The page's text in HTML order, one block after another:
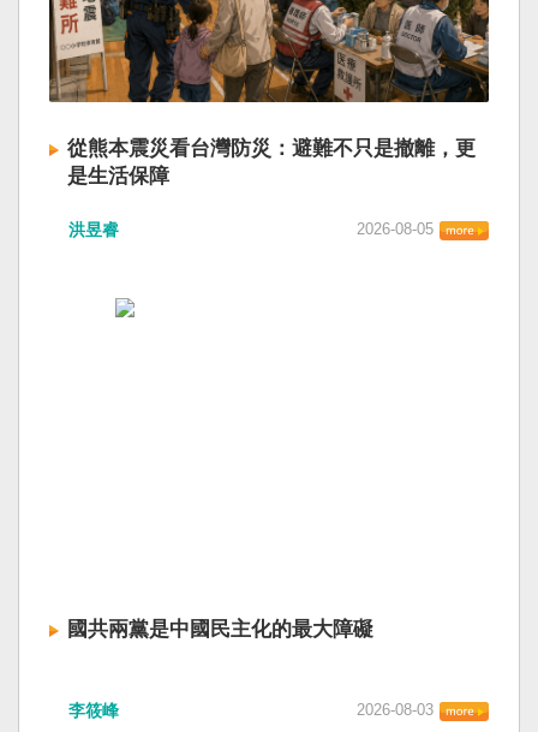
從熊本震災看台灣防災：避難不只是撤離，更
是生活保障
洪昱睿 2026-08-05
國共兩黨是中國民主化的最大障礙
李筱峰 2026-08-03